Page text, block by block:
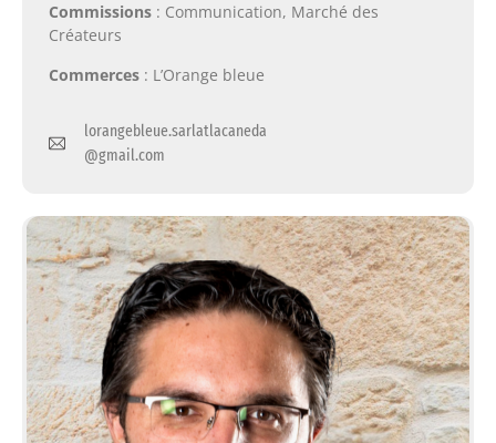
Commissions : Communication, Marché des
Créateurs
Commerces : L’Orange bleue
lorangebleue.sarlatlacaneda
@gmail.com